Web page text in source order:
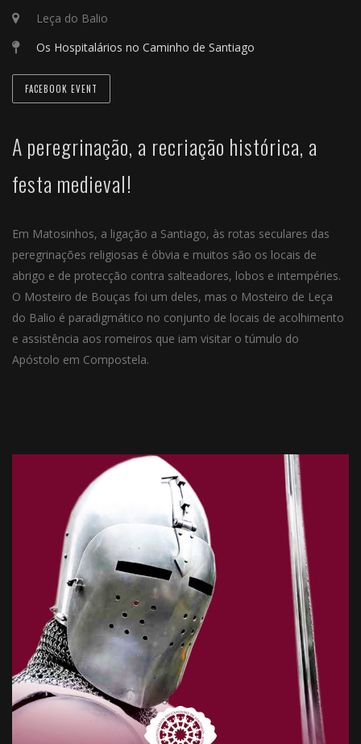
Leça do Balio
Os Hospitalários no Caminho de Santiago
FACEBOOK EVENT
A peregrinação, a recriação histórica, a
festa medieval!
Em Matosinhos, a ligação a Santiago, às rotas seculares das
peregrinações religiosas é óbvia e muitos são os locais de
abrigo e de protecção contra salteadores, lobos e intempéries.
O Mosteiro de Bouças foi um deles, mas o Mosteiro de Leça
do Balio é paradigmático no conjunto de locais de acolhimento
e assistência aos romeiros que iam visitar o túmulo do
Apóstolo em Compostela.